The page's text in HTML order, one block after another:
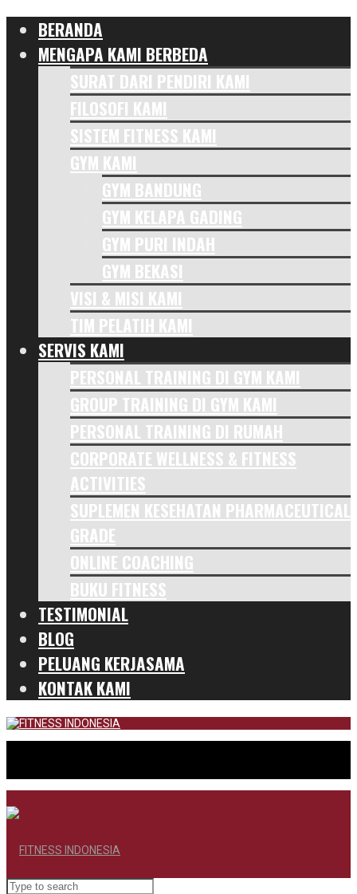
BERANDA
MENGAPA KAMI BERBEDA
SURAT DARI PENDIRI KAMI
FILOSOFI KAMI
SISTEM FITNESS KAMI
GYM KAMI
GYM BANDUNG
GYM KELAPA GADING
GYM PURI INDAH
GYM BEKASI
VISI & MISI KAMI
TIM PELATIH KAMI
SERVIS KAMI
PERSONAL TRAINING DI GYM KAMI
GROUP TRAINING DI GYM KAMI
PERSONAL TRAINING DI RUMAH
CORPORATE WELLNESS & FITNESS
ACTIVITIES
SUPLEMEN KESEHATAN PHARMACEUTICAL
GRADE
ONLINE COACHING
BUKU FITNESS
TESTIMONIAL
BLOG
PELUANG KERJASAMA
KONTAK KAMI